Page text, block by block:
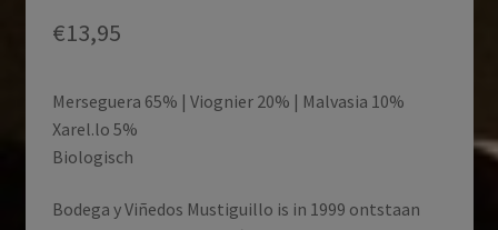
€13,95
Merseguera 65% | Viognier 20% | Malvasia 10%
Xarel.lo 5%
Biologisch
Bodega y Viñedos Mustiguillo is in 1999 ontstaan